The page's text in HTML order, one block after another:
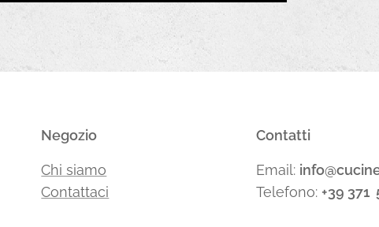
Negozio
Chi siamo
Contattaci
Contatti
Email:
Telefono: +39 371